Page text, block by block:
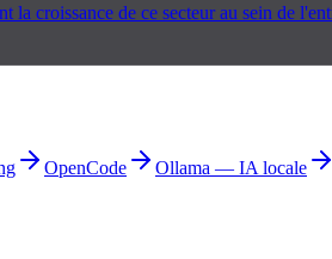
la croissance de ce secteur au sein de
OpenCode Ollama — IA locale